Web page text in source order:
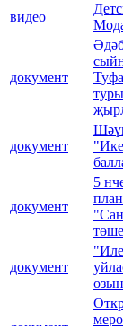
видео
документ
документ
документ
5
документ